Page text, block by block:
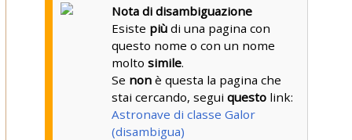
Nota di disambiguazione
Esiste più di una pagina con
questo nome o con un nome
moltosimile.
Se non è questa la pagina che
stai cercando, seguiquesto link:
Astronave di classe Galor
(disambigua)